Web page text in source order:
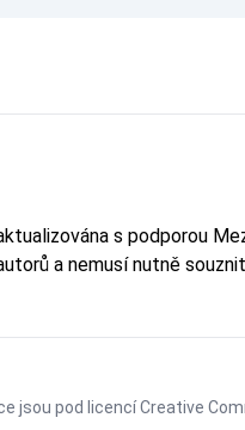
s podporou
a nemusí nutně
jsou pod licencíCreative